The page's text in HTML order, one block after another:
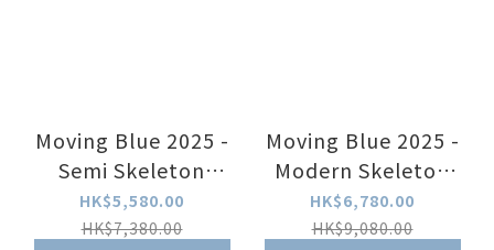
Moving Blue 2025 -
Semi Skeleton
Limited Edition RE-
AT0021L
HK$5,580.00
HK$7,380.00
Moving Blue 2025 -
Modern Skeleton
(Limited Edition)
RE-AV0132L
HK$6,780.00
HK$9,080.00